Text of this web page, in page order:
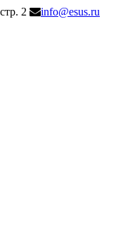
2
info@esus.ru